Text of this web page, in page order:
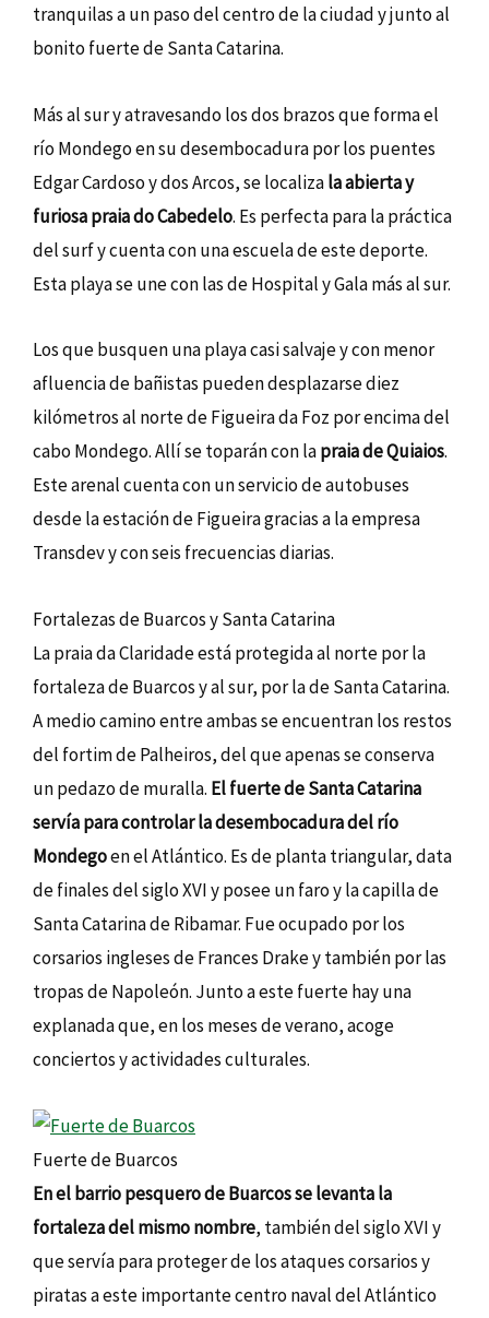
tranquilas a un paso del centro de la ciudad y junto al
bonito fuerte de Santa Catarina.
Más al sur y atravesando los dos brazos que forma el
río Mondego en su desembocadura por los puentes
Edgar Cardoso y dos Arcos, se localizala abierta y
furiosa praia do Cabedelo. Es perfecta para la práctica
del surf y cuenta con una escuela de este deporte.
Esta playa se une con las de Hospital y Gala más al sur.
Los que busquen una playa casi salvaje y con menor
afluencia de bañistas pueden desplazarse diez
kilómetros al norte de Figueira da Foz por encima del
cabo Mondego. Allí se toparán con lapraia de Quiaios.
Este arenal cuenta con un servicio de autobuses
desde la estación de Figueira gracias a la empresa
Transdev y con seis frecuencias diarias.
Fortalezas de Buarcos y Santa Catarina
La praia da Claridade está protegida al norte por la
fortaleza de Buarcos y al sur, por la de Santa Catarina.
A medio camino entre ambas se encuentran los restos
del fortim de Palheiros, del que apenas se conserva
un pedazo de muralla. El fuerte de Santa Catarina
servía para controlar la desembocadura del río
Mondegoen el Atlántico. Es de planta triangular, data
de finales del siglo XVI y posee un faro y la capilla de
Santa Catarina de Ribamar. Fue ocupado por los
corsarios ingleses de Frances Drake y también por las
tropas de Napoleón. Junto a este fuerte hay una
explanada que, en los meses de verano, acoge
conciertos y actividades culturales.
Fuerte de Buarcos
En el barrio pesquero de Buarcos se levanta la
fortaleza del mismo nombre, también del siglo XVI y
que servía para proteger de los ataques corsarios y
piratas a este importante centro naval del Atlántico